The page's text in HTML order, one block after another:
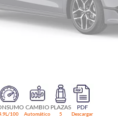
100
CAMBIO
Automático
PLAZAS
5
PDF
Descargar